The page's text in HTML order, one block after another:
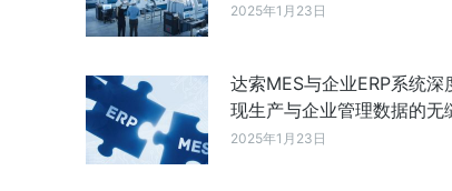
2025年1月23日
达索MES与企业ERP系统深
现生产与企业管理数据的无
2025年1月23日